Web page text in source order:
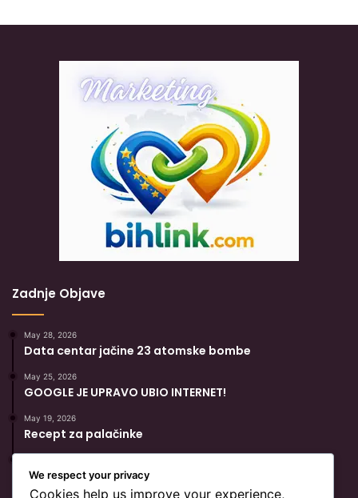
Zadnje Objave
May 28, 2026
Data centar jačine 23 atomske bombe
May 25, 2026
GOOGLE JE UPRAVO UBIO INTERNET!
May 19, 2026
Recept za palačinke
Popularni Recept Za Hurmašice
We respect your privacy
Cookies help us improve your experience,